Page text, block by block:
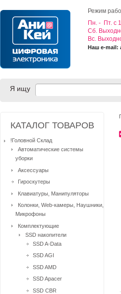
Режим
Пн. - Пт. с
Cб.
Вс.
Наш e-mail:
Я ищу
КАТАЛОГ ТОВАРОВ
!Головной Склад
Автоматические системы
уборки
Аксессуары
Гироскутеры
Клавиатуры, Манипуляторы
Колонки, Web-камеры, Наушники,
Микрофоны
Комплектующие
SSD накопители
SSD A-Data
SSD AGI
SSD AMD
SSD Apacer
SSD CBR